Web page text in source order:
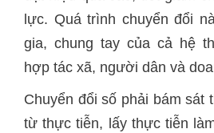
lực. Quá trình chuyển đổi
gia, chung tay của cả hệ
hợp tác xã, người dân và
Chuyển đổi số phải bám sát
từ thực tiễn, lấy thực tiễn